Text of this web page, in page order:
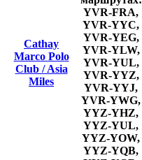
Cathay
Marco Polo
Club / Asia
Miles
YVR-FRA,
YVR-YYC,
YVR-YEG,
YVR-YLW,
YVR-YUL,
YVR-YYZ,
YVR-YYJ,
YVR-YWG,
YYZ-YHZ,
YYZ-YUL,
YYZ-YOW,
YYZ-YQB,